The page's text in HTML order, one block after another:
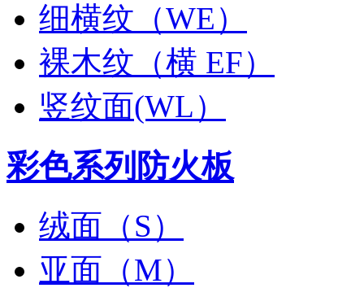
细横纹（WE）
裸木纹（横 EF）
竖纹面(WL）
彩色系列防火板
绒面（S）
亚面（M）